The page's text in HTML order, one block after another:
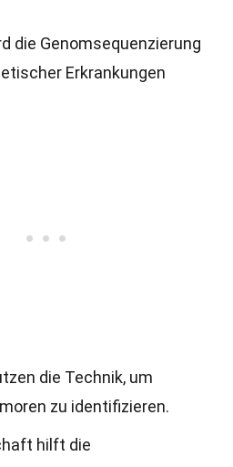
die Genomsequenzierung
Erkrankungen
die Technik, um
zu identifizieren.
hilft die